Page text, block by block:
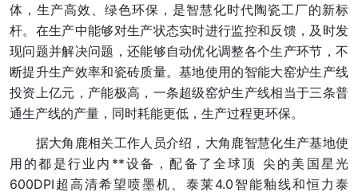
体，生产高效、绿色环保，是智慧化时代陶瓷工厂的新标
杆。在生产中能够对生产状态实时进行监控和反馈，及时发
现问题并解决问题，还能够自动优化调整各个生产环节，不
断提升生产效率和瓷砖质量。基地使用的智能大窑炉生产线
投资上亿元，产能极高，一条超级窑炉生产线相当于三条普
通生产线的产量，同时耗能更低，生产过程更环保。
据大角鹿相关工作人员介绍，大角鹿智慧化生产基地使
用的都是行业内**设备，配备了全球顶 尖的美国星光
600DPI超高清希望喷墨机、泰莱4.0智能釉线和恒力泰